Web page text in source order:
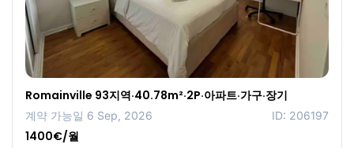
Romainville 93지역·40.78m²·2P·아파트·가구·장기
계약 가능일 6 Sep, 2026 ID: 206197
1400€/월